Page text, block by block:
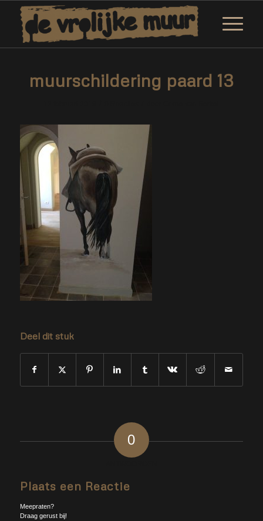
muurschildering paard 13
Deel dit stuk
0
Plaats een Reactie
Meepraten?
Draag gerust bij!